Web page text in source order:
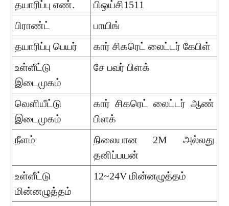
தயாரிப்பு எண்.
பிஒய்சி1511
பிராண்ட்
பாயிங்
தயாரிப்பு பெயர்
கார் சிகரெட் லைட்டர் கேபிள்
உள்ளீட்டு
இடைமுகம்
சே பவர் பிளக்
வெளியீட்டு
இடைமுகம்
கார் சிகரெட் லைட்டர் ஆண்
பிளக்
நீளம்
நிலையான 2M அல்லது
தனிப்பயன்
உள்ளீட்டு
மின்னழுத்தம்
12~24V மின்னழுத்தம்